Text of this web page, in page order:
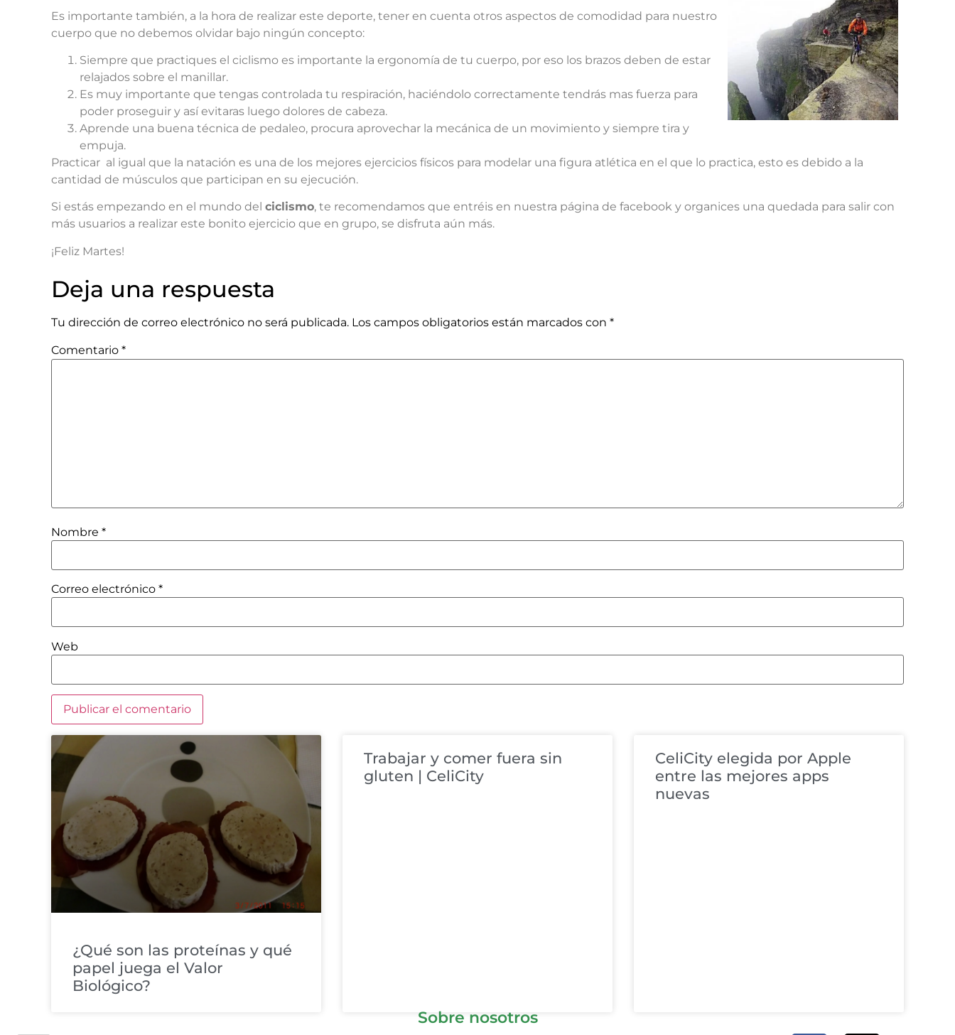
Es importante también, a la hora de realizar este deporte, tener en cuenta otros aspectos de comodidad para nuestro
cuerpo que no debemos olvidar bajo ningún concepto:
Siempre que practiques el ciclismo es importante la ergonomía de tu cuerpo, por eso los brazos deben de estar
relajados sobre el manillar.
Es muy importante que tengas controlada tu respiración, haciéndolo correctamente tendrás mas fuerza para
poder proseguir y así evitaras luego dolores de cabeza.
Aprende una buena técnica de pedaleo, procura aprovechar la mecánica de un movimiento y siempre tira y
empuja.
Practicar al igual que la natación es una de los mejores ejercicios físicos para modelar una figura atlética en el que lo practica, esto es debido a la
cantidad de músculos que participan en su ejecución.
Si estás empezando en el mundo del ciclismo, te recomendamos que entréis en nuestra página de facebook y organices una quedada para salir con
más usuarios a realizar este bonito ejercicio que en grupo, se disfruta aún más.
¡Feliz Martes!
Deja una respuesta
Tu dirección de correo electrónico no será publicada. Los campos obligatorios están marcados con *
Comentario *
Nombre *
Correo electrónico *
Web
¿Qué son las proteínas y qué
papel juega el Valor
Biológico?
Trabajar y comer fuera sin
gluten | CeliCity
CeliCity elegida por Apple
entre las mejores apps
nuevas
Sobre nosotros